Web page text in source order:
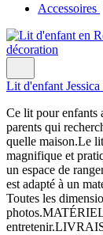
Accessoires
Lit d'enfant
Ce lit pour enfants
parents qui
quelle maison.Le
magnifique et
un espace de
est adapté à un
Toutes les